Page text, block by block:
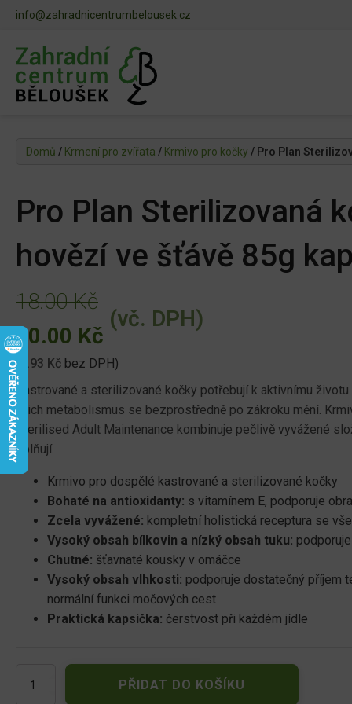
info@zahradnicentrumbelousek.cz
Domů / Krmení pro zvířata / Krmivo pro kočky / Pro Plan
Pro Plan Sterilizovaná
hovězí ve šťávě 85g
18.00Kč
Původní
cena
byla:
18.00 Kč.
10.00 Kč Aktuální
cena
je:
10.00 Kč.
(vč. DPH)
( 8.93 Kč bez DPH)
Kastrované a sterilizované kočky potřebují k aktivnímu
jejich metabolismus se bezprostředně po zákroku mění.
Sterilised Adult Maintenance kombinuje pečlivě vyvážené
splňují.
Krmivo pro dospělé kastrované a sterilizované kočky
Bohaté na antioxidanty: s vitamínem E, podporuje
Zcela vyvážené: kompletní holistická receptura se
Vysoký obsah bílkovin a nízký obsah tuku:
Chutné: šťavnaté kousky v omáčce
Vysoký obsah vlhkosti: podporuje dostatečný příjem
normální funkci močových cest
Praktická kapsička: čerstvost při každém jídle
Plan
PŘIDAT DO KOŠÍKU